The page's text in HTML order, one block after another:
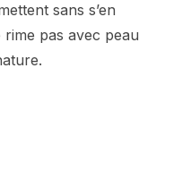
sans s’en
pas avec peau